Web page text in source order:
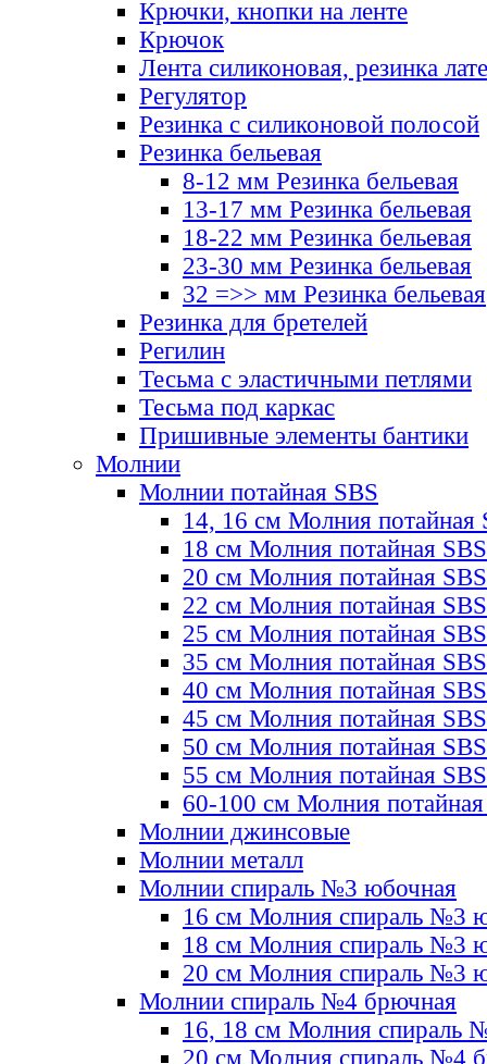
Крючки, кнопки на ленте
Крючок
Лента силиконовая, резинка
Регулятор
Резинка с силиконовой полосой
Резинка бельевая
8-12 мм Резинка бельевая
13-17 мм Резинка бельевая
18-22 мм Резинка бельевая
23-30 мм Резинка бельевая
32 =>> мм Резинка бельевая
Резинка для бретелей
Регилин
Тесьма с эластичными петлями
Тесьма под каркас
Пришивные элементы бантики
Молнии
Молнии потайная SBS
14, 16 см Молния потайная
18 см Молния потайная SBS
20 см Молния потайная SBS
22 см Молния потайная SBS
25 см Молния потайная SBS
35 см Молния потайная SBS
40 см Молния потайная SBS
45 см Молния потайная SBS
50 см Молния потайная SBS
55 см Молния потайная SBS
60-100 см Молния
Молнии джинсовые
Молнии металл
Молнии спираль №3 юбочная
16 см Молния спираль №3
18 см Молния спираль №3
20 см Молния спираль №3
Молнии спираль №4 брючная
16, 18 см Молния спираль
20 см Молния спираль №4